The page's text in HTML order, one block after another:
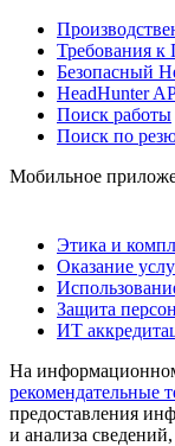
Требования
Безопасный
HeadHunter
Поиск работы
Поиск по
Мобильное
Этика и
Оказание
Защита
ИТ
На
рекомендательные
предоставления
и анализа